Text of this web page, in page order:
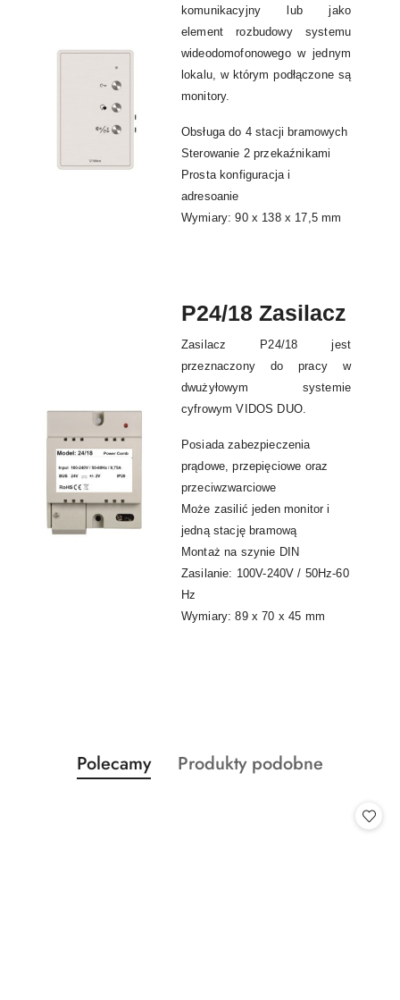
komunikacyjny lub jako
element rozbudowy systemu
wideodomofonowego w jednym
lokalu, w którym podłączone są
monitory.
Obsługa do 4 stacji bramowych
Sterowanie 2 przekaźnikami
Prosta konfiguracja i
adresoanie
Wymiary: 90 x 138 x 17,5 mm
P24/18 Zasilacz
Zasilacz P24/18 jest
przeznaczony do pracy w
dwużyłowym systemie
cyfrowym VIDOS DUO.
Posiada zabezpieczenia
prądowe, przepięciowe oraz
przeciwzwarciowe
Może zasilić jeden monitor i
jedną stację bramową
Montaż na szynie DIN
Zasilanie: 100V-240V / 50Hz-60
Hz
Wymiary: 89 x 70 x 45 mm
Pomiń karuzelę produktów
Produkty
o
Polecamy
Produkty
Produkty podobne